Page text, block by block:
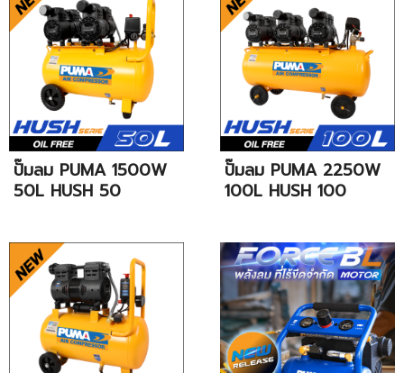
ปั๊มลม PUMA 1500W
50L HUSH 50
ปั๊มลม PUMA 2250W
100L HUSH 100